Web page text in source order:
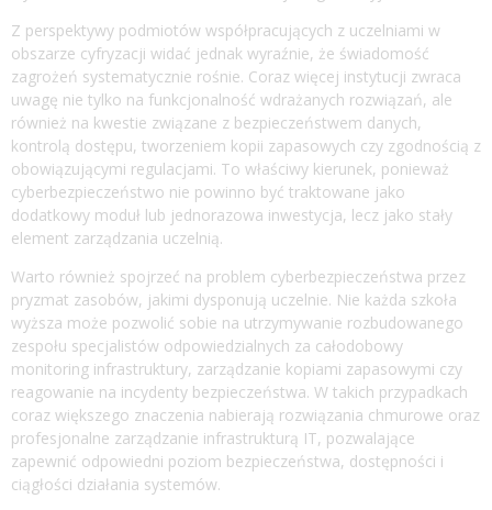
Z perspektywy podmiotów współpracujących z uczelniami w
obszarze cyfryzacji widać jednak wyraźnie, że świadomość
zagrożeń systematycznie rośnie. Coraz więcej instytucji zwraca
uwagę nie tylko na funkcjonalność wdrażanych rozwiązań, ale
również na kwestie związane z bezpieczeństwem danych,
kontrolą dostępu, tworzeniem kopii zapasowych czy zgodnością z
obowiązującymi regulacjami. To właściwy kierunek, ponieważ
cyberbezpieczeństwo nie powinno być traktowane jako
dodatkowy moduł lub jednorazowa inwestycja, lecz jako stały
element zarządzania uczelnią.
Warto również spojrzeć na problem cyberbezpieczeństwa przez
pryzmat zasobów, jakimi dysponują uczelnie. Nie każda szkoła
wyższa może pozwolić sobie na utrzymywanie rozbudowanego
zespołu specjalistów odpowiedzialnych za całodobowy
monitoring infrastruktury, zarządzanie kopiami zapasowymi czy
reagowanie na incydenty bezpieczeństwa. W takich przypadkach
coraz większego znaczenia nabierają rozwiązania chmurowe oraz
profesjonalne zarządzanie infrastrukturą IT, pozwalające
zapewnić odpowiedni poziom bezpieczeństwa, dostępności i
ciągłości działania systemów.